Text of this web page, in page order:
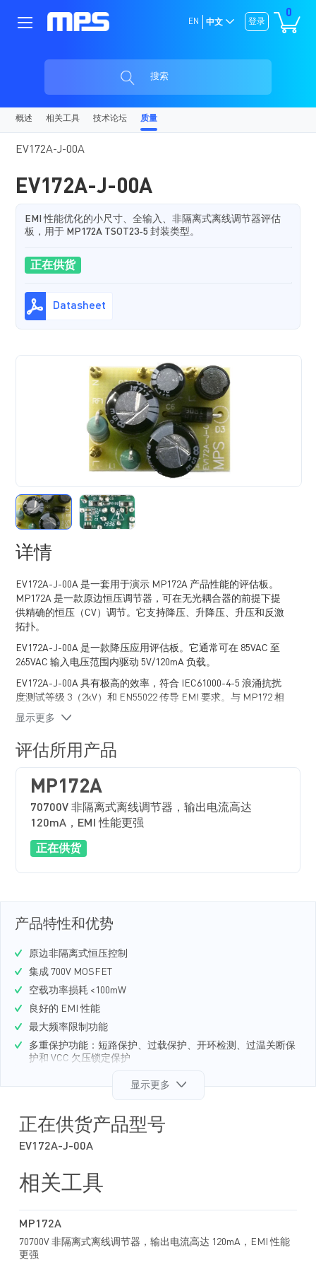
0
登录
EN 中文
搜索
概述 相关工具 技术论坛 质量
EV172A-J-00A
EV172A-J-00A
EMI 性能优化的小尺寸、全输入、非隔离式离线调节器评估
板，用于 MP172A TSOT23-5 封装类型。
正在供货
Datasheet
详情
EV172A-J-00A 是一套用于演示 MP172A 产品性能的评估板。
MP172A 是一款原边恒压调节器，可在无光耦合器的前提下提
供精确的恒压（CV）调节。它支持降压、升降压、升压和反激
拓扑。
EV172A-J-00A 是一款降压应用评估板。它通常可在 85VAC 至
265VAC 输入电压范围内驱动 5V/120mA 负载。
EV172A-J-00A 具有极高的效率，符合 IEC61000-4-5 浪涌抗扰
度测试等级 3（2kV）和 EN55022 传导 EMI 要求。与 MP172 相
比，辐射发射性能得到了进一步的改善。MP172A 具备多种保
过载保护（OLP）、短路保护（SCP）和开环检测。
MP172A 采用 TSOT23-5 和 SOIC-8 封装。
显示更多
评估所用产品
MP172A
70700V 非隔离式离线调节器，输出电流高达
120mA，EMI 性能更强
正在供货
产品特性和优势
原边非隔离式恒压控制
集成 700V MOSFET
空载功率损耗 <100mW
良好的 EMI 性能
最大频率限制功能
多重保护功能：短路保护、过载保护、开环检测、过温关断保
护和 VCC 欠压锁定保护
显示更多
正在供货产品型号
EV172A-J-00A
相关工具
MP172A
70700V 非隔离式离线调节器，输出电流高达 120mA，EMI 性能
更强